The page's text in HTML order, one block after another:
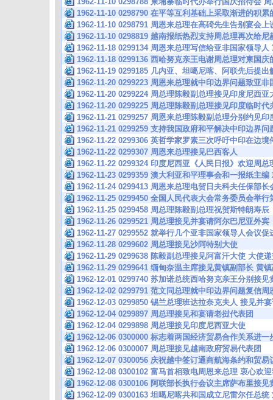
1962-11-10 0298790 在平等互利基础上采取渐进的积
1962-11-10 0298791 周恩来总理在高碕先生告别宴会
1962-11-10 0298819 越南报纸热烈支持周总理再次给
1962-11-18 0299134 周恩来总理写信给亚非国家领导
1962-11-18 0299136 西哈努克亲王电谢周总理对柬国
1962-11-19 0299185 几内亚、坦噶尼喀、阿联先后提
1962-11-20 0299223 周恩来总理就中印边界问题致亚
1962-11-20 0299224 周总理陈毅副总理接见印度尼西亚
1962-11-20 0299225 周总理陈毅副总理接见印度临时代
1962-11-21 0299257 周恩来总理陈毅副总理分别约见
1962-11-21 0299259 支持我国政府和平解决中印边界
1962-11-22 0299306 英哲学家罗素三次呼吁中印在边
1962-11-22 0299307 周恩来总理接见巴西客人
1962-11-22 0299324 印度尼西亚《人民日报》欢迎周
1962-11-23 0299359 澳大利亚和平理事会和一报纸主
1962-11-24 0299413 周恩来总理电贺日夫科夫任保部长
1962-11-25 0299450 全国人民代表大会常务委员会举
1962-11-25 0299458 周总理陈毅副总理祝贺斯特朗寿辰
1962-11-26 0299521 周总理接见并宴请阿尔巴尼亚外宾
1962-11-27 0299552 就举行几个亚非国家领导人会议
1962-11-28 0299602 周总理接见沙阿特别大使
1962-11-29 0299638 陈毅副总理接见阿富汗大使 大使
1962-11-29 0299641 缅甸奈温主席接见黄镇副部长 黄
1962-12-01 0299740 苏加诺总统西哈努克亲王分别接
1962-12-02 0299791 范文同总理就中印边界问题复信
1962-12-03 0299850 锡兰总理班达拉奈克夫人 接见并
1962-12-04 0299897 周总理接见和宴请老挝代表团
1962-12-04 0299898 周总理接见印度尼西亚大使
1962-12-06 0300000 标志着两国经济贸易合作关系进
1962-12-06 0300007 周总理接见越南政府贸易代表团
1962-12-07 0300056 庆祝越中签订通商航海条约和贸
1962-12-08 0300102 富马首相致电周恩来总理 衷心欢
1962-12-08 0300106 阿联部长执行会议主席萨布里接
1962-12-09 0300163 坦噶尼喀共和国成立尼雷尔任总